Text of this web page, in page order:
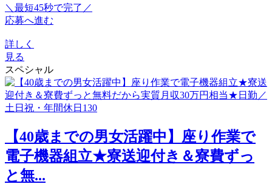
＼最短45秒で完了／
応募へ進む
詳しく
見る
スペシャル
【40歳までの男女活躍中】座り作業で
電子機器組立★寮送迎付き＆寮費ずっ
と無...